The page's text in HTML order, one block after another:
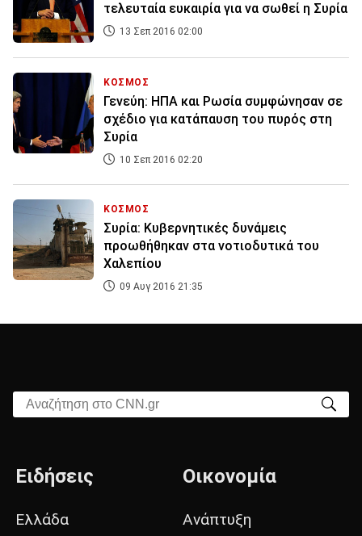
τελευταία ευκαιρία για να σωθεί η Συρία
13 Σεπ 2016 02:00
ΚΟΣΜΟΣ
Γενεύη: ΗΠΑ και Ρωσία συμφώνησαν σε
σχέδιο για κατάπαυση του πυρός στη
Συρία
10 Σεπ 2016 02:20
ΚΟΣΜΟΣ
Συρία: Κυβερνητικές δυνάμεις
προωθήθηκαν στα νοτιοδυτικά του
Χαλεπίου
09 Αυγ 2016 21:35
Αναζήτηση στο CNN.gr
Ειδήσεις
Ελλάδα
Οικονομία
Ανάπτυξη